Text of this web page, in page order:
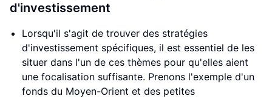
d'investissement
Lorsqu'il s'agit de trouver des stratégies
d'investissement spécifiques, il est essentiel de les
situer dans l'un de ces thèmes pour qu'elles aient
une focalisation suffisante. Prenons l'exemple d'un
fonds du Moyen-Orient et des petites